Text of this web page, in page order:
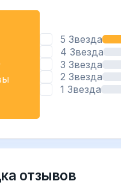
5 Звезда
4 Звезда
3 Звезда
2 Звезда
1 Звезда
отзывов